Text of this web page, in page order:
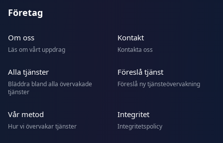
Företag
Om oss
Läs om vårt uppdrag
Kontakt
Kontakta oss
Alla tjänster
Bläddra bland alla övervakade
tjänster
Föreslå tjänst
Föreslå ny tjänsteövervakning
Vår metod
Hur vi övervakar tjänster
Integritet
Integritetspolicy